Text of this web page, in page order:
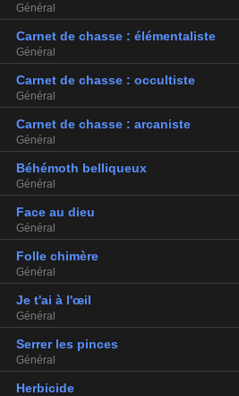
Général
Carnet de chasse : élémentaliste
Général
Carnet de chasse : occultiste
Général
Carnet de chasse : arcaniste
Général
Béhémoth belliqueux
Général
Face au dieu
Général
Folle chimère
Général
Je t'ai à l'œil
Général
Serrer les pinces
Général
Herbicide